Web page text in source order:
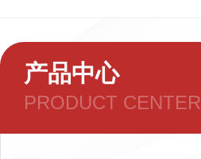
产品中心
PRODUCT CENTER